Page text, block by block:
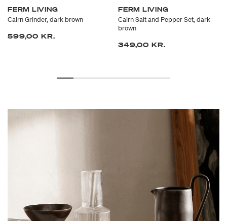
FERM LIVING
Cairn Grinder, dark brown
599,00 KR.
FERM LIVING
Cairn Salt and Pepper Set, dark
brown
349,00 KR.